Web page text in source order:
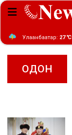
Улаанбаатар: 27 ℃
ОДОН